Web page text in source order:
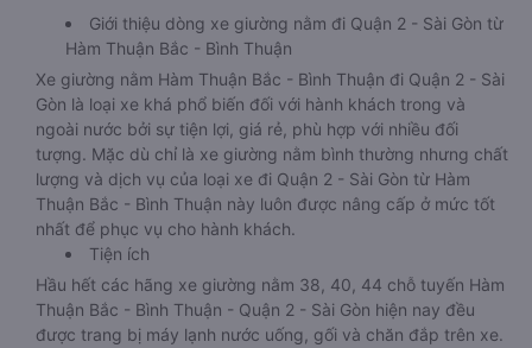
Giới thiệu dòng xe giường nằm đi Quận 2 - Sài Gòn từ
Hàm Thuận Bắc - Bình Thuận
Xe giường nằm Hàm Thuận Bắc - Bình Thuận đi Quận 2 - Sài
Gòn là loại xe khá phổ biến đối với hành khách trong và
ngoài nước bởi sự tiện lợi, giá rẻ, phù hợp với nhiều đối
tượng. Mặc dù chỉ là xe giường nằm bình thường nhưng chất
lượng và dịch vụ của loại xe đi Quận 2 - Sài Gòn từ Hàm
Thuận Bắc - Bình Thuận này luôn được nâng cấp ở mức tốt
nhất để phục vụ cho hành khách.
Tiện ích
Hầu hết các hãng xe giường nằm 38, 40, 44 chỗ tuyến Hàm
Thuận Bắc - Bình Thuận - Quận 2 - Sài Gòn hiện nay đều
được trang bị máy lạnh nước uống, gối và chăn đắp trên xe.